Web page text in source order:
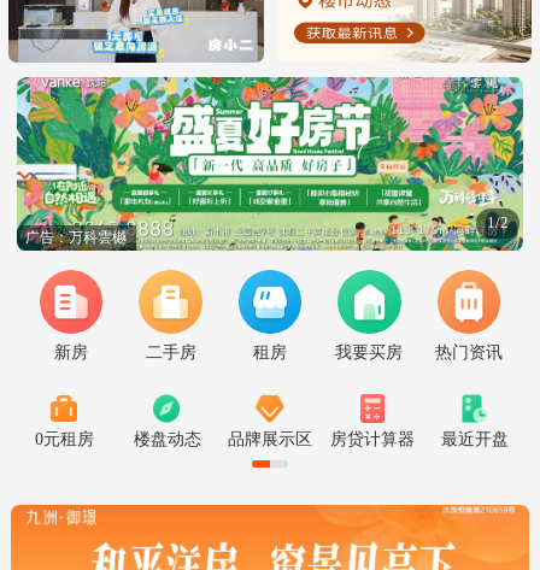
广告：万科雲樾
1/2
新房 二手房 租房 我要买房 热门资讯
0元租房 楼盘动态 品牌展示区 房贷计算器 最近开盘